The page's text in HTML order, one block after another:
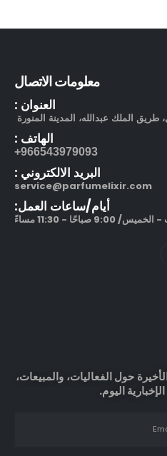
معلومات الاتصال
العنوان :
طريق الملك عبدالله، المدينة المنورة
الهاتف :
966543979093+
البريد الالكتروني :
service@parfumelixir.com
أيام/ساعات العمل:
9:00 صباحًا - 11:30 مساءً
حول الفعاليات، والمبيعات،
اليوم.